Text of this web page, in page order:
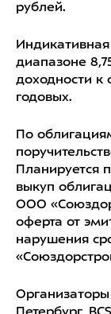
рублей.
диапазоне
доходности к
годовых.
По
Планируется
выкуп
ООО
оферта от
нарушения